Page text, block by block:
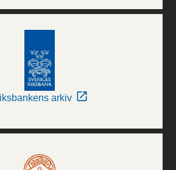
arkiv